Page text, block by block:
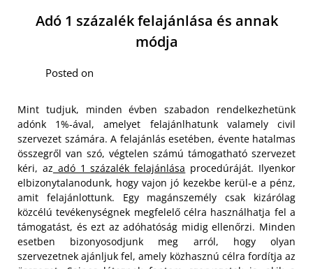
Adó 1 százalék felajánlása és annak
módja
Posted on
Mint tudjuk, minden évben szabadon rendelkezhetünk
adónk 1%-ával, amelyet felajánlhatunk valamely civil
szervezet számára. A felajánlás esetében, évente hatalmas
összegről van szó, végtelen számú támogatható szervezet
kéri, az adó 1 százalék felajánlása procedúráját. Ilyenkor
elbizonytalanodunk, hogy vajon jó kezekbe kerül-e a pénz,
amit felajánlottunk. Egy magánszemély csak kizárólag
közcélú tevékenységnek megfelelő célra használhatja fel a
támogatást, és ezt az adóhatóság midig ellenőrzi. Minden
esetben bizonyosodjunk meg arról, hogy olyan
szervezetnek ajánljuk fel, amely közhasznú célra fordítja az